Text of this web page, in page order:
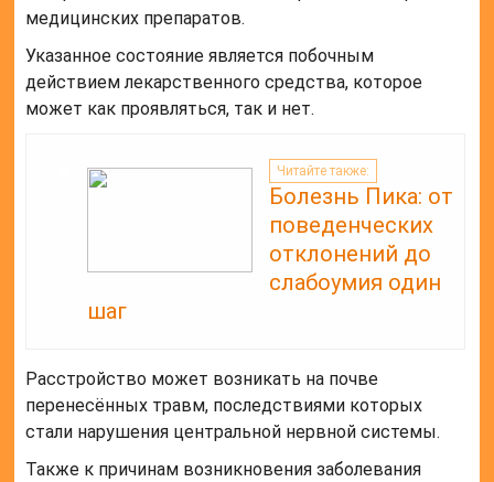
медицинских препаратов.
Указанное состояние является побочным
действием лекарственного средства, которое
может как проявляться, так и нет.
Читайте также:
Болезнь Пика: от
поведенческих
отклонений до
слабоумия один
шаг
Расстройство может возникать на почве
перенесённых травм, последствиями которых
стали нарушения центральной нервной системы.
Также к причинам возникновения заболевания